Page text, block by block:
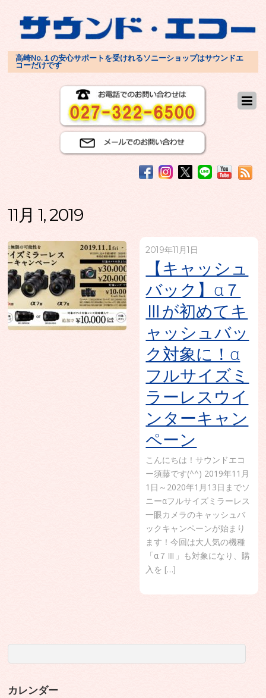
高崎No.１の安心サポートを受けれるソニーショップはサウンドエ
コーだけです
11月 1, 2019
2019年11月1日
【キャッシュ
バック】α７
Ⅲが初めてキ
ャッシュバッ
ク対象に！α
フルサイズミ
ラーレスウイ
ンターキャン
ペーン
こんにちは！サウンドエコ
ー須藤です(^^) 2019年11月
1日～2020年1月13日までソ
ニーαフルサイズミラーレス
一眼カメラのキャッシュバ
ックキャンペーンが始まり
ます！今回は大人気の機種
「α７Ⅲ」も対象になり、購
入を […]
カレンダー